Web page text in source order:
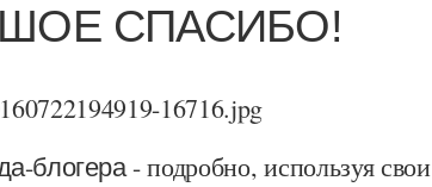
СПАСИБО!
блогера- подробно, используя свои